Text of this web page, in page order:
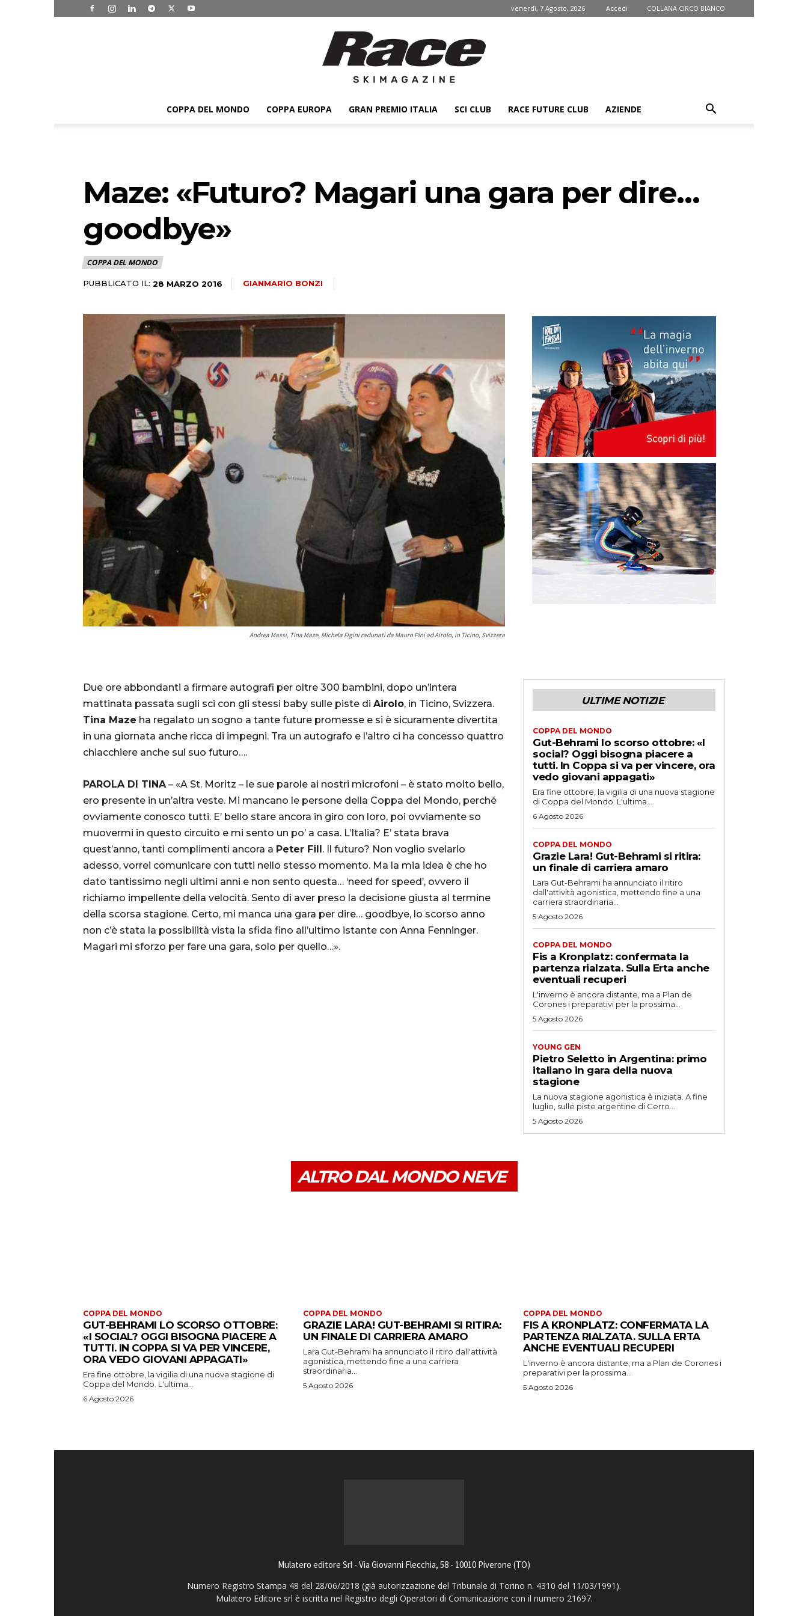
venerdì, 7 Agosto, 2026 Accedi COLLANA CIRCO BIANCO
COPPA DEL MONDO COPPA EUROPA GRAN PREMIO ITALIA SCI CLUB RACE FUTURE CLUB AZIENDE
Maze: «Futuro? Magari una gara per dire…
goodbye»
COPPA DEL MONDO
PUBBLICATO IL: 28 MARZO 2016 GIANMARIO BONZI
Andrea Massi, Tina Maze, Michela Figini radunati da Mauro Pini ad Airolo, in Ticino, Svizzera
Due ore abbondanti a firmare autografi per oltre 300 bambini, dopo un’intera
mattinata passata sugli sci con gli stessi baby sulle piste di Airolo, in Ticino, Svizzera.
Tina Maze ha regalato un sogno a tante future promesse e si è sicuramente divertita
in una giornata anche ricca di impegni. Tra un autografo e l’altro ci ha concesso quattro
chiacchiere anche sul suo futuro….
PAROLA DI TINA– «A St. Moritz – le sue parole ai nostri microfoni – è stato molto bello,
ero presente in un’altra veste. Mi mancano le persone della Coppa del Mondo, perché
ovviamente conosco tutti. E’ bello stare ancora in giro con loro, poi ovviamente so
muovermi in questo circuito e mi sento un po’ a casa. L’Italia? E’ stata brava
quest’anno, tanti complimenti ancora a Peter Fill. Il futuro? Non voglio svelarlo
adesso, vorrei comunicare con tutti nello stesso momento. Ma la mia idea è che ho
dato tantissimo negli ultimi anni e non sento questa… ‘need for speed’, ovvero il
richiamo impellente della velocità. Sento di aver preso la decisione giusta al termine
della scorsa stagione. Certo, mi manca una gara per dire… goodbye, lo scorso anno
non c’è stata la possibilità vista la sfida fino all’ultimo istante con Anna Fenninger.
Magari mi sforzo per fare una gara, solo per quello…».
ULTIME NOTIZIE
COPPA DEL MONDO
Gut-Behrami lo scorso ottobre: «I
social? Oggi bisogna piacere a
tutti. In Coppa si va per vincere, ora
vedo giovani appagati»
Era fine ottobre, la vigilia di una nuova stagione
di Coppa del Mondo. L'ultima...
6 Agosto 2026
COPPA DEL MONDO
Grazie Lara! Gut-Behrami si ritira:
un finale di carriera amaro
Lara Gut-Behrami ha annunciato il ritiro
dall'attività agonistica, mettendo fine a una
carriera straordinaria...
5 Agosto 2026
COPPA DEL MONDO
Fis a Kronplatz: confermata la
partenza rialzata. Sulla Erta anche
eventuali recuperi
L'inverno è ancora distante, ma a Plan de
Corones i preparativi per la prossima...
5 Agosto 2026
YOUNG GEN
Pietro Seletto in Argentina: primo
italiano in gara della nuova
stagione
La nuova stagione agonistica è iniziata. A fine
luglio, sulle piste argentine di Cerro...
5 Agosto 2026
ALTRO DAL MONDO NEVE
COPPA DEL MONDO
GUT-BEHRAMI LO SCORSO OTTOBRE:
«I SOCIAL? OGGI BISOGNA PIACERE A
TUTTI. IN COPPA SI VA PER VINCERE,
ORA VEDO GIOVANI APPAGATI»
Era fine ottobre, la vigilia di una nuova stagione di
Coppa del Mondo. L'ultima...
6 Agosto 2026
COPPA DEL MONDO
GRAZIE LARA! GUT-BEHRAMI SI RITIRA:
UN FINALE DI CARRIERA AMARO
Lara Gut-Behrami ha annunciato il ritiro dall'attività
agonistica, mettendo fine a una carriera
straordinaria...
5 Agosto 2026
COPPA DEL MONDO
FIS A KRONPLATZ: CONFERMATA LA
PARTENZA RIALZATA. SULLA ERTA
ANCHE EVENTUALI RECUPERI
L'inverno è ancora distante, ma a Plan de Corones i
preparativi per la prossima...
5 Agosto 2026
Mulatero editore Srl - Via Giovanni Flecchia, 58 - 10010 Piverone (TO)
Numero Registro Stampa 48 del 28/06/2018 (già autorizzazione del Tribunale di Torino n. 4310 del 11/03/1991).
Mulatero Editore srl è iscritta nel Registro degli Operatori di Comunicazione con il numero 21697.